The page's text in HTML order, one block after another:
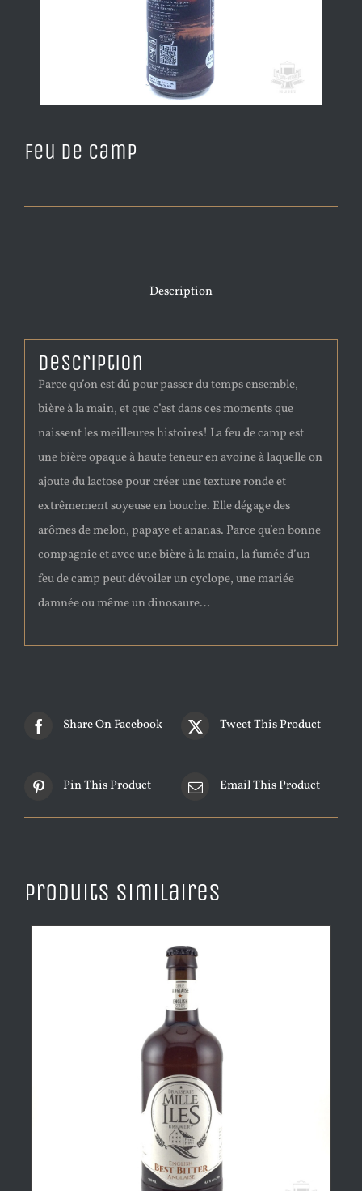
Feu de camp
Description
Description
Parce qu’on est dû pour passer du temps ensemble,
bière à la main, et que c’est dans ces moments que
naissent les meilleures histoires! La feu de camp est
une bière opaque à haute teneur en avoine à laquelle on
ajoute du lactose pour créer une texture ronde et
extrêmement soyeuse en bouche. Elle dégage des
arômes de melon, papaye et ananas. Parce qu’en bonne
compagnie et avec une bière à la main, la fumée d’un
feu de camp peut dévoiler un cyclope, une mariée
damnée ou même un dinosaure…
Share On Facebook Tweet This Product
Pin This Product Email This Product
Produits similaires